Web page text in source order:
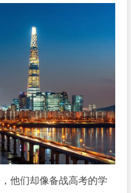
他们却像备战高考的学